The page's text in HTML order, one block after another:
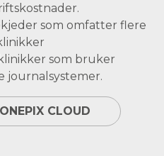
som omfatter flere
som bruker
journalsystemer.
CLOUD